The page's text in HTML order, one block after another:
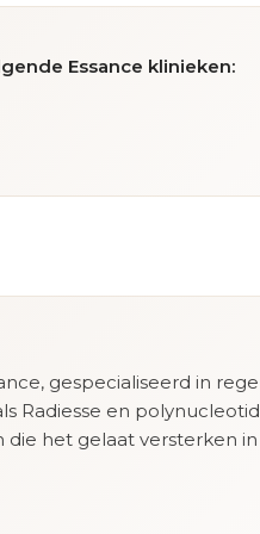
Essance klinieken:
gespecialiseerd in
Radiesse en
het gelaat versterken in